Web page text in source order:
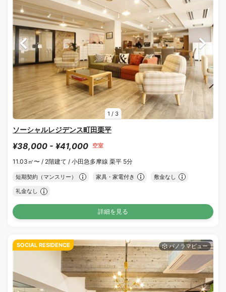
1 / 3
ソーシャルレジデンス町田栗平
¥38,000 - ¥41,000 空室
11.03㎡〜 / 2階建て / 小田急多摩線 栗平 5分
短期契約（マンスリー） 家具・家電付き 敷金なし
礼金なし
詳細を見る
SOCIAL RESIDENCE